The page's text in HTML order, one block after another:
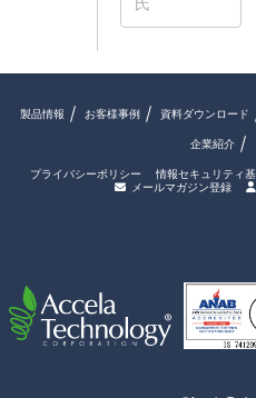
製品情報 お客様事例 資料ダウンロード
企業紹介
プライバシーポリシー 情報セキュリティ
メールマガジン登録